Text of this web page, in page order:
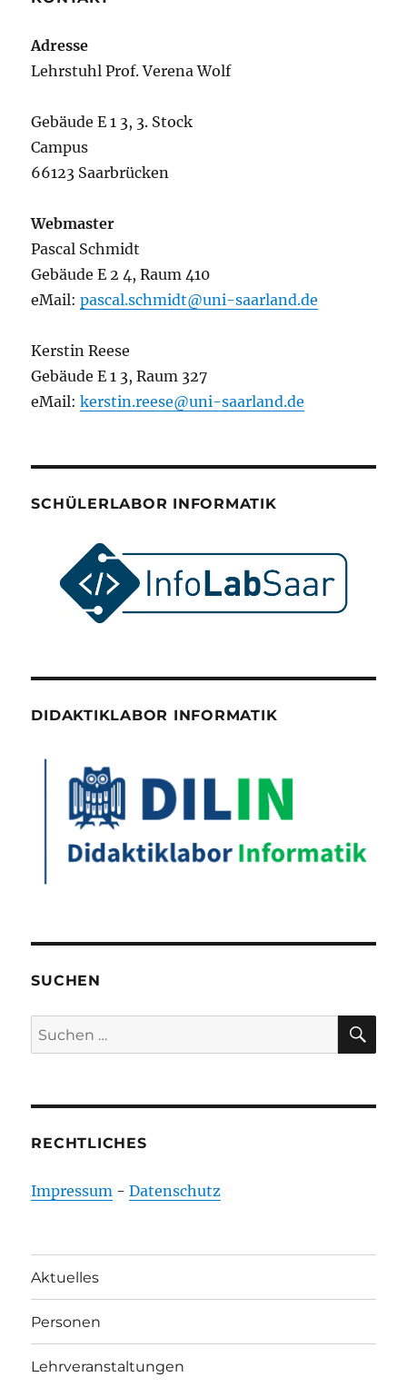
Adresse
Lehrstuhl Prof. Verena Wolf
Gebäude E 1 3, 3. Stock
Campus
66123 Saarbrücken
Webmaster
Pascal Schmidt
Gebäude E 2 4, Raum 410
eMail:pascal.schmidt@uni-saarland.de
Kerstin Reese
Gebäude E 1 3, Raum 327
eMail:kerstin.reese@uni-saarland.de
SCHÜLERLABOR INFORMATIK
DIDAKTIKLABOR INFORMATIK
SUCHEN
Suchen
nach:
RECHTLICHES
Impressum -Datenschutz
Aktuelles
Personen
Lehrveranstaltungen